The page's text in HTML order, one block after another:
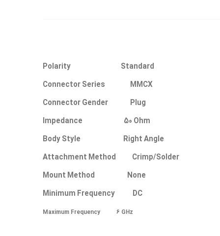
Polarity Standard
Connector Series MMCX
Connector Gender Plug
Impedance 50 Ohm
Body Style Right Angle
Attachment Method Crimp/Solder
Mount Method None
Minimum Frequency DC
Maximum Frequency 6 GHz